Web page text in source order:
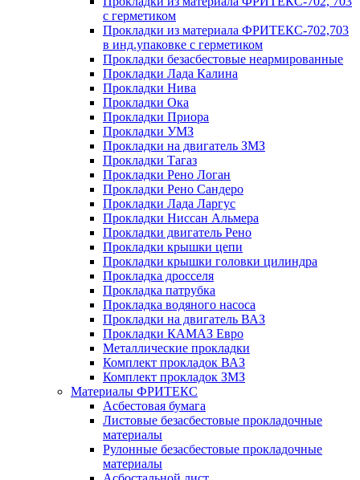
с герметиком
Прокладки из материала ФРИТЕКС-702,703
в инд.упаковке с герметиком
Прокладки безасбестовые неармированные
Прокладки Лада Калина
Прокладки Нива
Прокладки Ока
Прокладки Приора
Прокладки УМЗ
Прокладки на двигатель ЗМЗ
Прокладки Тагаз
Прокладки Рено Логан
Прокладки Рено Сандеро
Прокладки Лада Ларгус
Прокладки Ниссан Альмера
Прокладки двигатель Рено
Прокладки крышки цепи
Прокладки крышки головки цилиндра
Прокладка дросселя
Прокладка патрубка
Прокладка водяного насоса
Прокладки на двигатель ВАЗ
Прокладки КАМАЗ Евро
Металлические прокладки
Комплект прокладок ВАЗ
Комплект прокладок ЗМЗ
Материалы ФРИТЕКС
Асбестовая бумага
Листовые безасбестовые прокладочные
материалы
Рулонные безасбестовые прокладочные
материалы